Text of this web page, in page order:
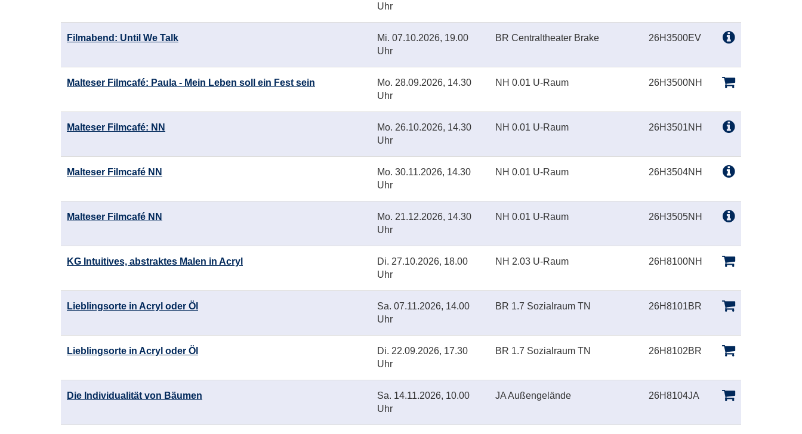
Uhr
Filmabend: Until We Talk Mi. 07.10.2026, 19.00
Uhr
BR Centraltheater Brake 26H3500EV
Malteser Filmcafé: Paula - Mein Leben soll ein Fest sein Mo. 28.09.2026, 14.30
Uhr
NH 0.01 U-Raum 26H3500NH
Malteser Filmcafé: NN Mo. 26.10.2026, 14.30
Uhr
NH 0.01 U-Raum 26H3501NH
Malteser Filmcafé NN Mo. 30.11.2026, 14.30
Uhr
NH 0.01 U-Raum 26H3504NH
Malteser Filmcafé NN Mo. 21.12.2026, 14.30
Uhr
NH 0.01 U-Raum 26H3505NH
KG Intuitives, abstraktes Malen in Acryl Di. 27.10.2026, 18.00
Uhr
NH 2.03 U-Raum 26H8100NH
Lieblingsorte in Acryl oder Öl Sa. 07.11.2026, 14.00
Uhr
BR 1.7 Sozialraum TN 26H8101BR
Lieblingsorte in Acryl oder Öl Di. 22.09.2026, 17.30
Uhr
BR 1.7 Sozialraum TN 26H8102BR
Die Individualität von Bäumen Sa. 14.11.2026, 10.00
Uhr
JA Außengelände 26H8104JA